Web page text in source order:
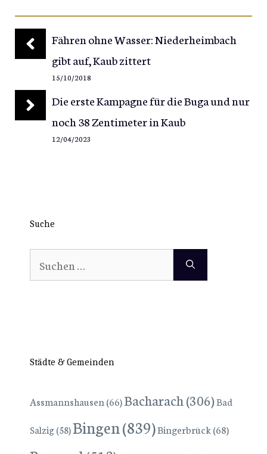
Fähren ohne Wasser: Niederheimbach
gibt auf, Kaub zittert
15/10/2018
Die erste Kampagne für die Buga und nur
noch 38 Zentimeter in Kaub
12/04/2023
Suche
Suchen
nach:
Städte & Gemeinden
Assmannshausen (66)Bacharach(306)Bad
Salzig(58)Bingen(839)Bingerbrück(68)